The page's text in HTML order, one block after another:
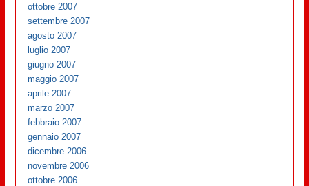
ottobre 2007
settembre 2007
agosto 2007
luglio 2007
giugno 2007
maggio 2007
aprile 2007
marzo 2007
febbraio 2007
gennaio 2007
dicembre 2006
novembre 2006
ottobre 2006